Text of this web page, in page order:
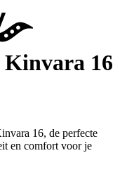
Kinvara 16
16, de perfecte
en comfort voor je